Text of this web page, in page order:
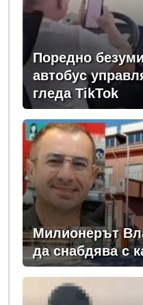
Поредно
автобус
гледа TikTok
Милионерът
да снабдява с